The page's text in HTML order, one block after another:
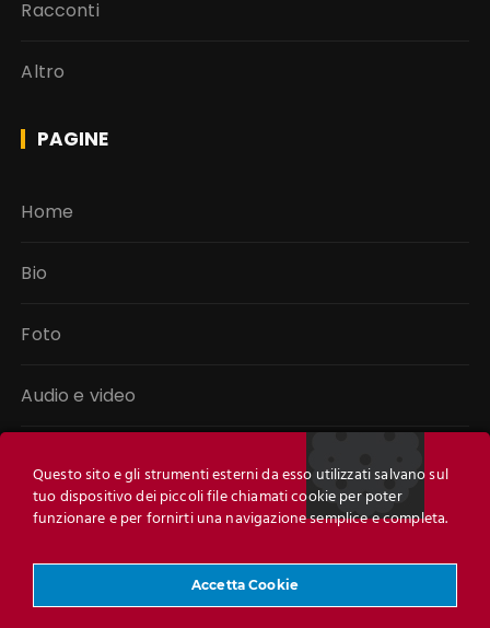
Racconti
Altro
PAGINE
Home
Bio
Foto
Audio e video
Link
Questo sito e gli strumenti esterni da esso utilizzati salvano sul
tuo dispositivo dei piccoli file chiamati cookie per poter
funzionare e per fornirti una navigazione semplice e completa.
Accetta Cookie